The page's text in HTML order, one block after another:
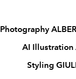
Photography
AI Illustration
Styling